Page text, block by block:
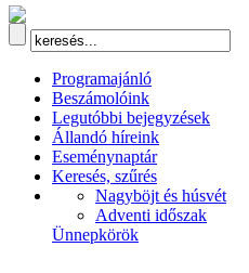
Programajánló
Beszámolóink
Legutóbbi bejegyzések
Állandó híreink
Eseménynaptár
Keresés, szűrés
Nagyböjt és húsvét
Adventi időszak
Ünnepkörök